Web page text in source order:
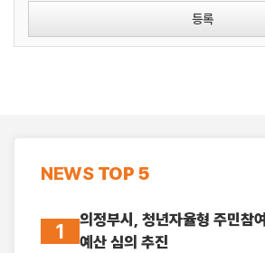
등록
NEWS TOP 5
1
의정부시, 청년자율형 주민참여
예산 심의 추진